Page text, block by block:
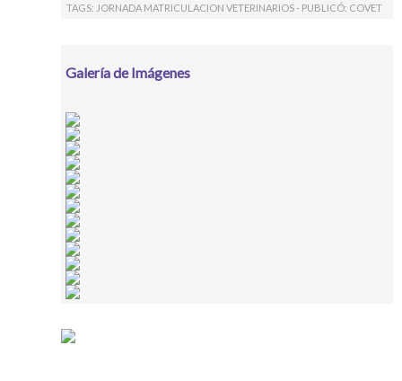
TAGS: JORNADA MATRICULACION VETERINARIOS - PUBLICÓ: COVET
Galería de Imágenes